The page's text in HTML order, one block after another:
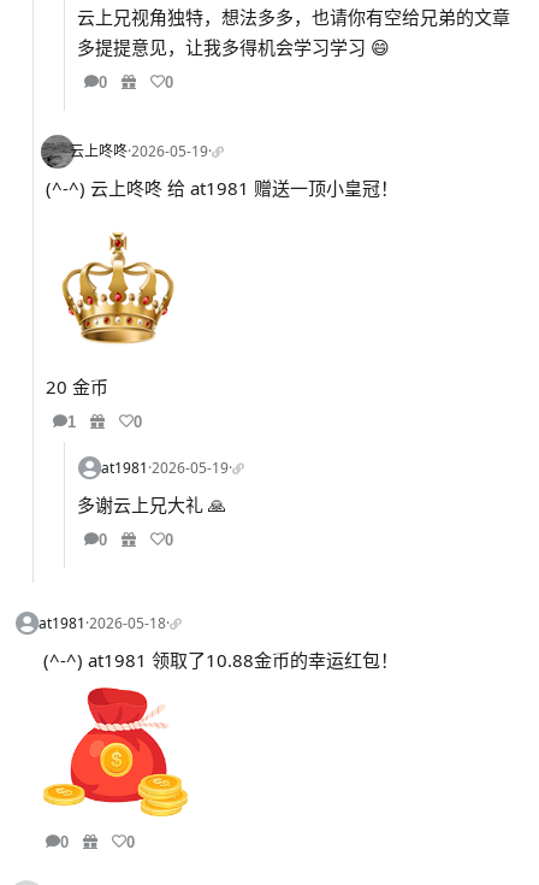
云上兄视角独特，想法多多，也请你有空给兄弟的文章
多提提意见，让我多得机会学习学习 😄
0 0
云上咚咚·2026-05-19·
(^-^) 云上咚咚 给 at1981 赠送一顶小皇冠！
20 金币
1 0
at1981·2026-05-19·
多谢云上兄大礼 🙏
0 0
at1981·2026-05-18·
(^-^) at1981 领取了10.88金币的幸运红包！
0 0